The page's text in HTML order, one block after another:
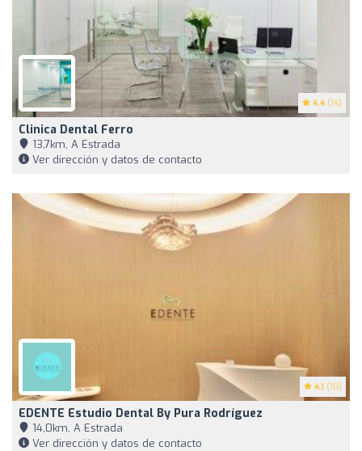
4.4 (14)
Clinica Dental Ferro
13,7km, A Estrada
Ver dirección y datos de contacto
4.1 (10)
EDENTE Estudio Dental By Pura Rodríguez
14,0km, A Estrada
Ver dirección y datos de contacto